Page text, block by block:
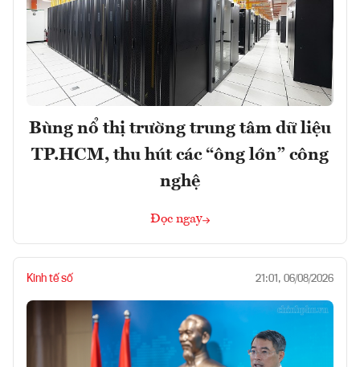
Bùng nổ thị trường trung tâm dữ liệu
TP.HCM, thu hút các “ông lớn” công
nghệ
Đọc ngay
Kinh tế số 21:01, 06/08/2026